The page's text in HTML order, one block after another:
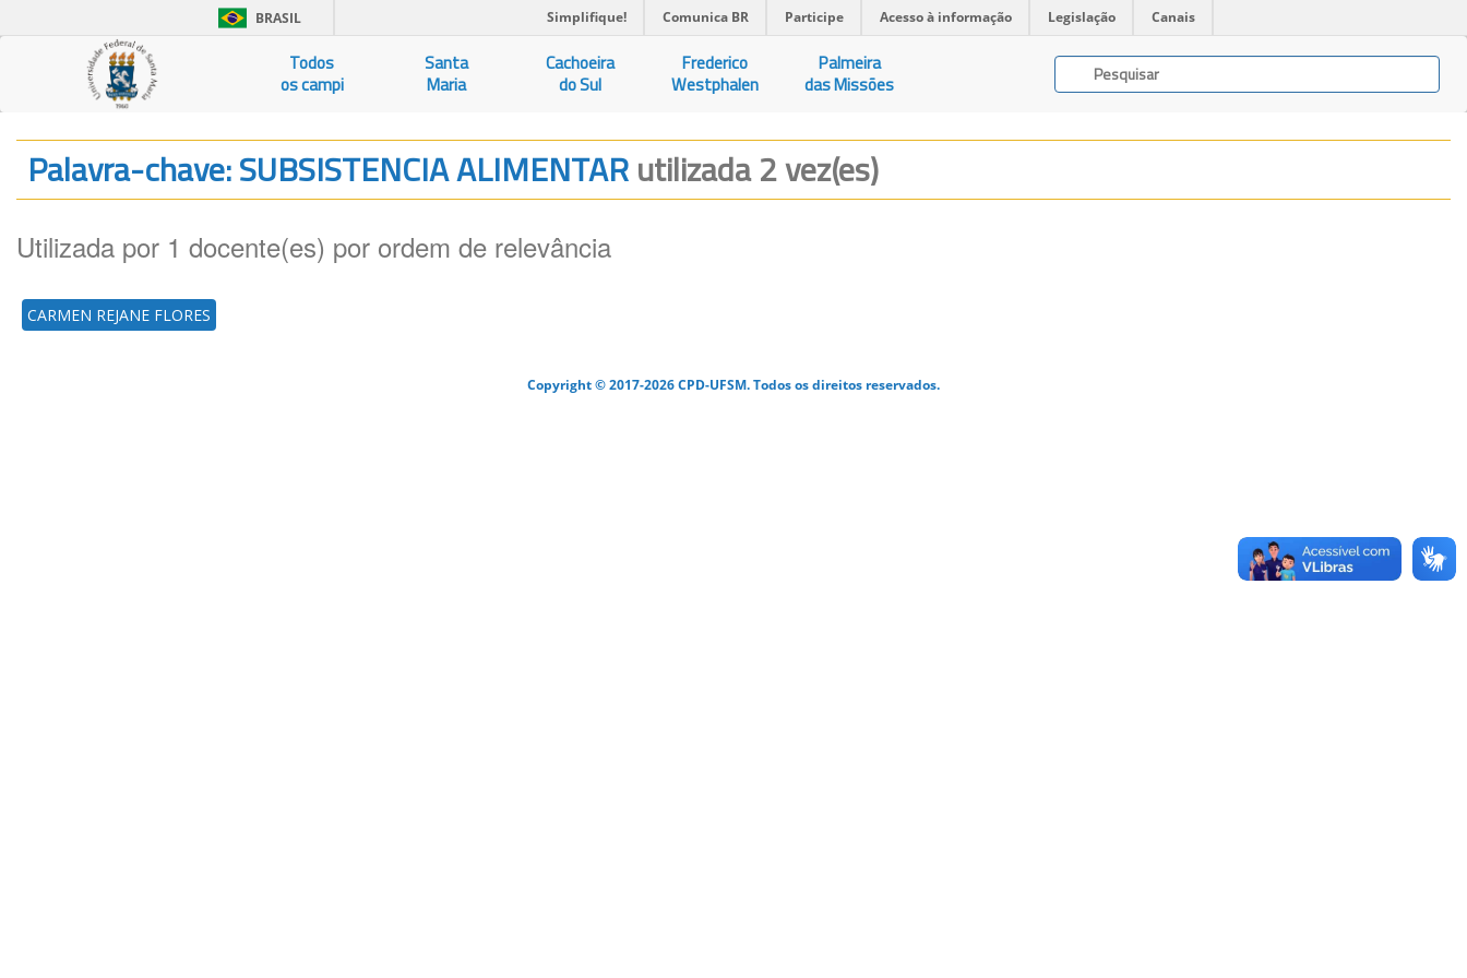
BRASIL Simplifique! Comunica BR Participe Acesso à informação Legislação Canais
Todos
os campi
Santa
Maria
Cachoeira
do Sul
Frederico
Westphalen
Palmeira
das Missões
Palavra-chave: SUBSISTENCIA ALIMENTARutilizada 2 vez(es)
Utilizada por 1 docente(es) por ordem de relevância
CARMEN REJANE FLORES
Copyright © 2017-2026 CPD-UFSM. Todos os direitos reservados.